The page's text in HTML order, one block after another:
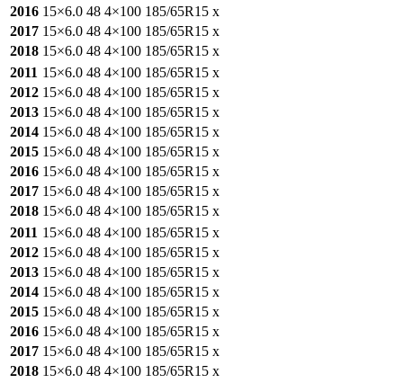
2016 15×6.0 48 4×100 185/65R15 x
2017 15×6.0 48 4×100 185/65R15 x
2018 15×6.0 48 4×100 185/65R15 x
2011 15×6.0 48 4×100 185/65R15 x
2012 15×6.0 48 4×100 185/65R15 x
2013 15×6.0 48 4×100 185/65R15 x
2014 15×6.0 48 4×100 185/65R15 x
2015 15×6.0 48 4×100 185/65R15 x
2016 15×6.0 48 4×100 185/65R15 x
2017 15×6.0 48 4×100 185/65R15 x
2018 15×6.0 48 4×100 185/65R15 x
2011 15×6.0 48 4×100 185/65R15 x
2012 15×6.0 48 4×100 185/65R15 x
2013 15×6.0 48 4×100 185/65R15 x
2014 15×6.0 48 4×100 185/65R15 x
2015 15×6.0 48 4×100 185/65R15 x
2016 15×6.0 48 4×100 185/65R15 x
2017 15×6.0 48 4×100 185/65R15 x
2018 15×6.0 48 4×100 185/65R15 x